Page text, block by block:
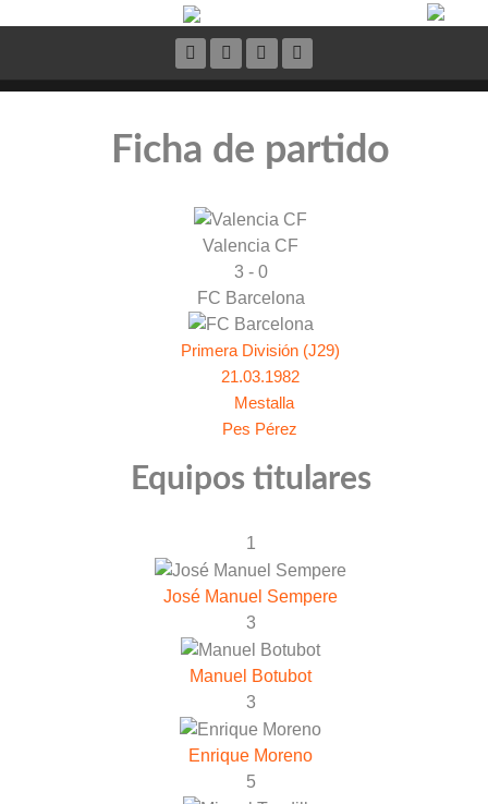
Ficha de partido
Valencia CF
3 - 0
FC Barcelona
Primera División (J29)
21.03.1982
Mestalla
Pes Pérez
Equipos titulares
1
José Manuel Sempere
3
Manuel Botubot
3
Enrique Moreno
5